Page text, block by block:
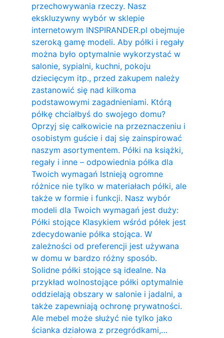
przechowywania rzeczy. Nasz
ekskluzywny wybór w sklepie
internetowym INSPIRANDER.pl obejmuje
szeroką gamę modeli. Aby półki i regały
można było optymalnie wykorzystać w
salonie, sypialni, kuchni, pokoju
dziecięcym itp., przed zakupem należy
zastanowić się nad kilkoma
podstawowymi zagadnieniami. Którą
półkę chciałbyś do swojego domu?
Oprzyj się całkowicie na przeznaczeniu i
osobistym guście i daj się zainspirować
naszym asortymentem. Półki na książki,
regały i inne – odpowiednia półka dla
Twoich wymagań Istnieją ogromne
różnice nie tylko w materiałach półki, ale
także w formie i funkcji. Nasz wybór
modeli dla Twoich wymagań jest duży:
Półki stojące Klasykiem wśród półek jest
zdecydowanie półka stojąca. W
zależności od preferencji jest używana
w domu w bardzo różny sposób.
Solidne półki stojące są idealne. Na
przykład wolnostojące półki optymalnie
oddzielają obszary w salonie i jadalni, a
także zapewniają ochronę prywatności.
Ale mebel może służyć nie tylko jako
ścianka działowa z przegródkami,…